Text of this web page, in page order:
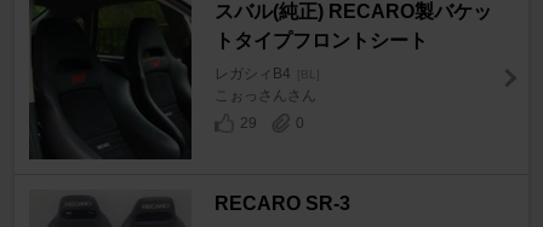
スバル(純正) RECARO製バケッ
トタイプフロントシート
レガシィB4 [BL]
こぉっさんさん
29
0
RECARO SR-3